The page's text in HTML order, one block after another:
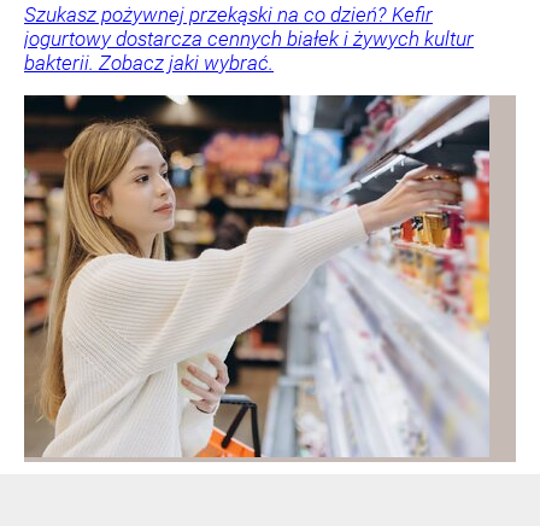
Szukasz pożywnej przekąski na co dzień? Kefir
jogurtowy dostarcza cennych białek i żywych kultur
bakterii. Zobacz jaki wybrać.